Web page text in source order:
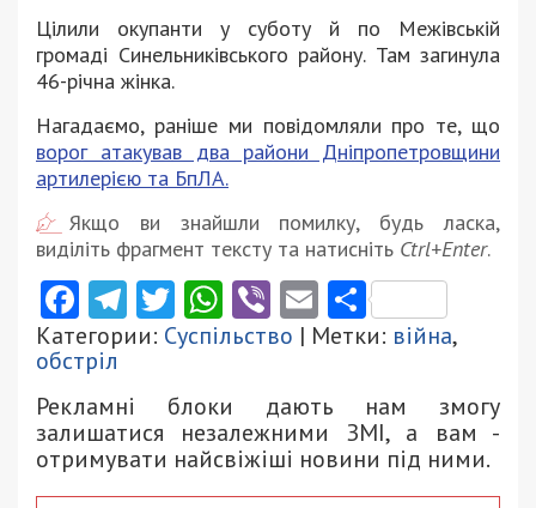
Цілили окупанти у суботу й по Межівській
громаді Синельниківського району. Там загинула
46-річна жінка.
Нагадаємо, раніше ми повідомляли про те, що
ворог атакував два райони Дніпропетровщини
артилерією та БпЛА.
Якщо ви знайшли помилку, будь ласка,
виділіть фрагмент тексту та натисніть Ctrl+Enter.
Facebook
Telegram
Twitter
WhatsApp
ViberEmail
Категории: Суспільство | Метки: війна,
обстріл
Рекламні блоки дають нам змогу
залишатися незалежними ЗМІ, а вам -
отримувати найсвіжіші новини під ними.